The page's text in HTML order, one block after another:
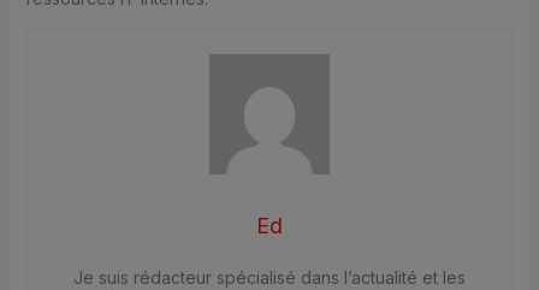
Ed
Je suis rédacteur spécialisé dans l’actualité et les